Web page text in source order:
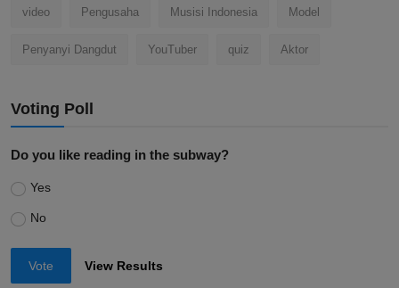
video Pengusaha Musisi Indonesia Model
Penyanyi Dangdut YouTuber quiz Aktor
Voting Poll
Do you like reading in the subway?
Yes
No
Vote View Results